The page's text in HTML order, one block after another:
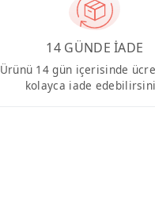
14 GÜNDE İADE
Ürünü 14 gün içerisinde
kolayca iade